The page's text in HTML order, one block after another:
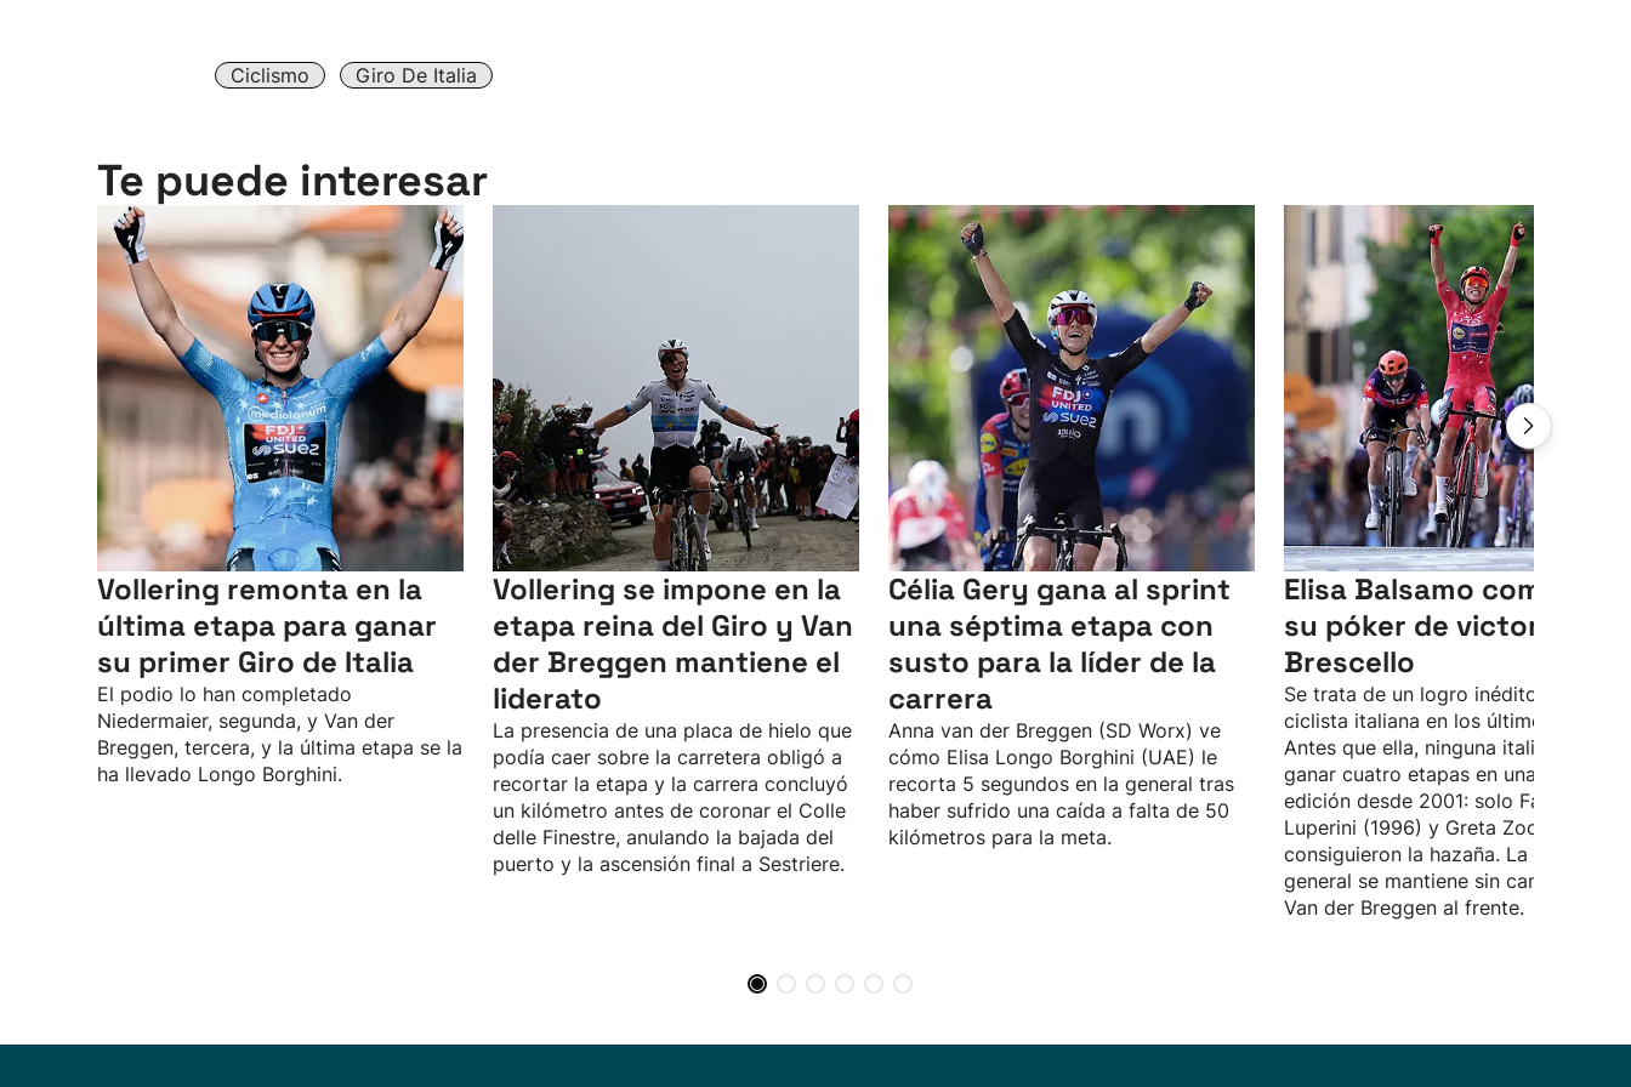
Ciclismo Giro De Italia
Te puede interesar
Vollering remonta en la
última etapa para ganar
su primer Giro de Italia
El podio lo han completado
Niedermaier, segunda, y Van der
Breggen, tercera, y la última etapa se la
ha llevado Longo Borghini.
Vollering se impone en la
etapa reina del Giro y Van
der Breggen mantiene el
liderato
La presencia de una placa de hielo que
podía caer sobre la carretera obligó a
recortar la etapa y la carrera concluyó
un kilómetro antes de coronar el Colle
delle Finestre, anulando la bajada del
puerto y la ascensión final a Sestriere.
Célia Gery gana al sprint
una séptima etapa con
susto para la líder de la
carrera
Anna van der Breggen (SD Worx) ve
cómo Elisa Longo Borghini (UAE) le
recorta 5 segundos en la general tras
haber sufrido una caída a falta de 50
kilómetros para la meta.
Elisa Balsamo completa
su póker de victorias en
Brescello
Se trata de un logro inédito para una
ciclista italiana en los últimos 25
Antes que ella, ninguna italiana
ganar cuatro etapas en una misma
edición desde 2001: solo Fabiana
Luperini (1996) y Greta Zocca (2001)
consiguieron la hazaña. La
general se mantiene sin cambios con
Van der Breggen al frente.